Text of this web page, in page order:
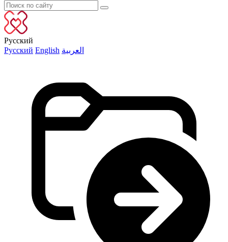
Русский
Русский English العربية